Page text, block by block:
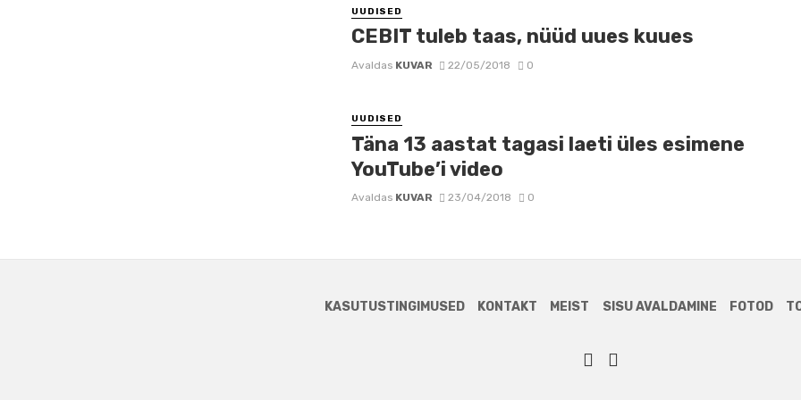
UUDISED
CEBIT tuleb taas, nüüd uues kuues
Avaldas KUVAR 22/05/2018 0
UUDISED
Täna 13 aastat tagasi laeti üles esimene
YouTube’i video
Avaldas KUVAR 23/04/2018 0
KASUTUSTINGIMUSED KONTAKT MEIST SISU AVALDAMINE FOTOD